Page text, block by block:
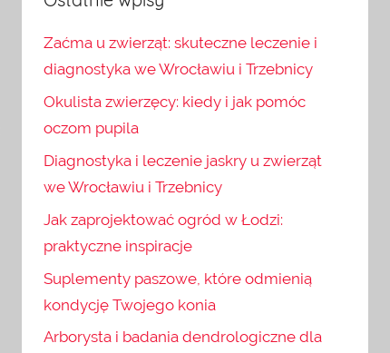
Zaćma u zwierząt: skuteczne leczenie i
diagnostyka we Wrocławiu i Trzebnicy
Okulista zwierzęcy: kiedy i jak pomóc
oczom pupila
Diagnostyka i leczenie jaskry u zwierząt
we Wrocławiu i Trzebnicy
Jak zaprojektować ogród w Łodzi:
praktyczne inspiracje
Suplementy paszowe, które odmienią
kondycję Twojego konia
Arborysta i badania dendrologiczne dla